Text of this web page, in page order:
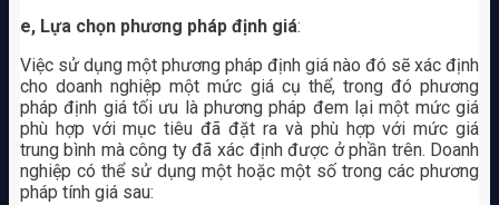
e, Lựa chọn phương pháp định giá:
Việc sử dụng một phương pháp định giá nào đó sẽ xác định
cho doanh nghiệp một mức giá cụ thể, trong đó phương
pháp định giá tối ưu là phương pháp đem lại một mức giá
phù hợp với mục tiêu đã đặt ra và phù hợp với mức giá
trung bình mà công ty đã xác định được ở phần trên. Doanh
nghiệp có thể sử dụng một hoặc một số trong các phương
pháp tính giá sau: